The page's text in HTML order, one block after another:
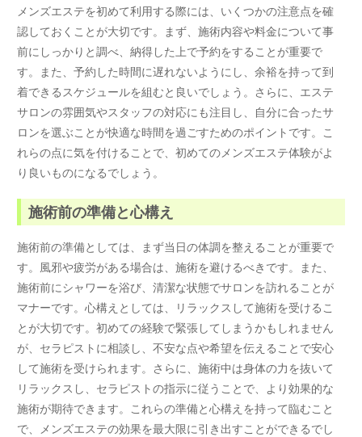
メンズエステを初めて利用する際には、いくつかの注意点を確
認しておくことが大切です。まず、施術内容や料金について事
前にしっかりと調べ、納得した上で予約をすることが重要で
す。また、予約した時間に遅れないようにし、余裕を持って到
着できるスケジュールを組むと良いでしょう。さらに、エステ
サロンの雰囲気やスタッフの対応にも注目し、自分に合ったサ
ロンを選ぶことが快適な時間を過ごすためのポイントです。こ
れらの点に気を付けることで、初めてのメンズエステ体験がよ
り良いものになるでしょう。
施術前の準備と心構え
施術前の準備としては、まず当日の体調を整えることが重要で
す。風邪や疲労がある場合は、施術を避けるべきです。また、
施術前にシャワーを浴び、清潔な状態でサロンを訪れることが
マナーです。心構えとしては、リラックスして施術を受けるこ
とが大切です。初めての経験で緊張してしまうかもしれません
が、セラピストに相談し、不安な点や希望を伝えることで安心
して施術を受けられます。さらに、施術中は身体の力を抜いて
リラックスし、セラピストの指示に従うことで、より効果的な
施術が期待できます。これらの準備と心構えを持って臨むこと
で、メンズエステの効果を最大限に引き出すことができるでし